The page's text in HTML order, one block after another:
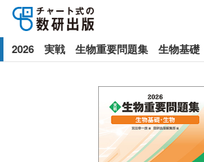
2026 実戦 生物重要問題集 生物基礎